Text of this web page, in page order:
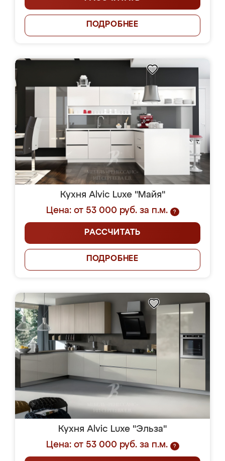
ПОДРОБНЕЕ
Кухня Alvic Luxe "Майя"
Цена: от 53 000 руб. за п.м.
?
РАССЧИТАТЬ
ПОДРОБНЕЕ
Кухня Alvic Luxe "Эльза"
Цена: от 53 000 руб. за п.м.
?